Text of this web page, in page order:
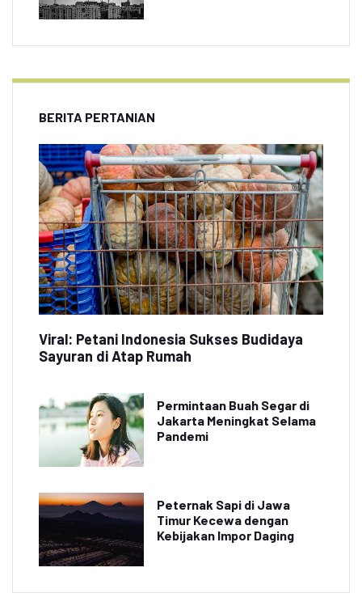
BERITA PERTANIAN
Viral: Petani Indonesia Sukses Budidaya
Sayuran di Atap Rumah
Permintaan Buah Segar di
Jakarta Meningkat Selama
Pandemi
Peternak Sapi di Jawa
Timur Kecewa dengan
Kebijakan Impor Daging